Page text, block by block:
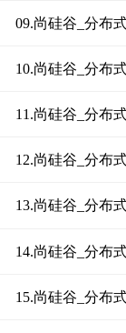
11.尚硅谷_分布
12.尚硅谷_分布
15.尚硅谷_分布